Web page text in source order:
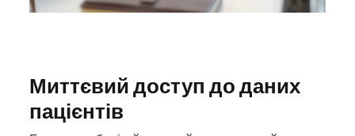
Миттєвий доступ до даних
пацієнтів